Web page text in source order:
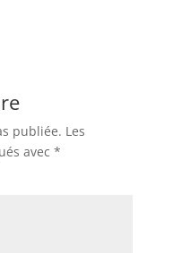
publiée. Les
avec *